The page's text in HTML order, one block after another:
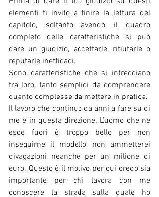
elementi ti invito a finire la lettura del
capitolo, soltanto avendo il quadro
completo delle caratteristiche si può
dare un giudizio, accettarle, rifiutarle o
reputarle inefficaci.
Sono caratteristiche che si intrecciano
tra loro, tanto semplici da comprendere
quanto complesse da mettere in pratica.
Il lavoro che continuo da anni a fare su di
me è in questa direzione. L’uomo che ne
esce fuori è troppo bello per non
inseguirne il modello, non ammetterei
divagazioni neanche per un milione di
euro. Questo è il motivo per cui credo sia
importante per chi lavora con me
conoscere la strada sulla quale ho